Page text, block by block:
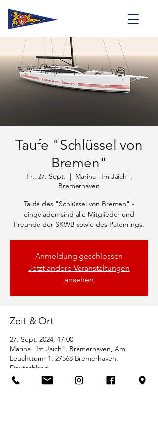
Taufe "Schlüssel von
Bremen"
Fr., 27. Sept.
  |
Marina "Im Jaich",
Bremerhaven
Taufe des "Schlüssel von Bremen" -
eingeladen sind alle Mitglieder und
Freunde der SKWB sowie des Patenrings.
Anmeldung geschlossen
Jetzt andere Veranstaltungen
ansehen
Zeit & Ort
27. Sept. 2024, 17:00
Marina "Im Jaich", Bremerhaven, Am
Leuchtturm 1, 27568 Bremerhaven,
Deutschland